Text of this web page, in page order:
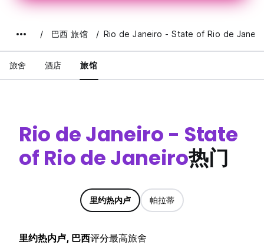
巴西 旅馆 Rio de Janeiro - State of Rio de
旅舍 酒店 旅馆
Rio de Janeiro - State
of Rio de Janeiro热门
里约热内卢 帕拉蒂
里约热内卢, 巴西评分最高旅舍